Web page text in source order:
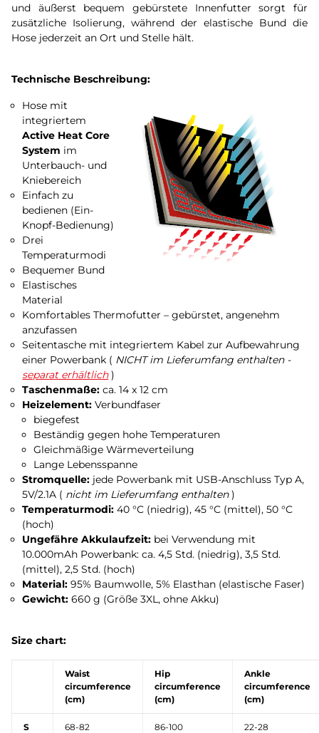
und äußerst bequem gebürstete Innenfutter sorgt für
zusätzliche Isolierung, während der elastische Bund die
Hose jederzeit an Ort und Stelle hält.
Technische Beschreibung:
Hose mit
integriertem
Active Heat Core
System im
Unterbauch- und
Kniebereich
Einfach zu
bedienen (Ein-
Knopf-Bedienung)
Drei
Temperaturmodi
Bequemer Bund
Elastisches
Material
Komfortables Thermofutter – gebürstet, angenehm
anzufassen
Seitentasche mit integriertem Kabel zur Aufbewahrung
einer Powerbank ( NICHT im Lieferumfang enthalten -
separat erhältlich)
Taschenmaße: ca. 14 x 12 cm
Heizelement: Verbundfaser
biegefest
Beständig gegen hohe Temperaturen
Gleichmäßige Wärmeverteilung
Lange Lebensspanne
Stromquelle: jede Powerbank mit USB-Anschluss Typ A,
5V/2.1A ( nicht im Lieferumfang enthalten)
Temperaturmodi: 40 °C (niedrig), 45 °C (mittel), 50 °C
(hoch)
Ungefähre Akkulaufzeit: bei Verwendung mit
10.000mAh Powerbank: ca. 4,5 Std. (niedrig), 3,5 Std.
(mittel), 2,5 Std. (hoch)
Material: 95% Baumwolle, 5% Elasthan (elastische Faser)
Gewicht: 660 g (Größe 3XL, ohne Akku)
Size chart:
Waist
circumference
(cm)
Hip
circumference
(cm)
Ankle
circumference
(cm)
S 68-82 86-100 22-28